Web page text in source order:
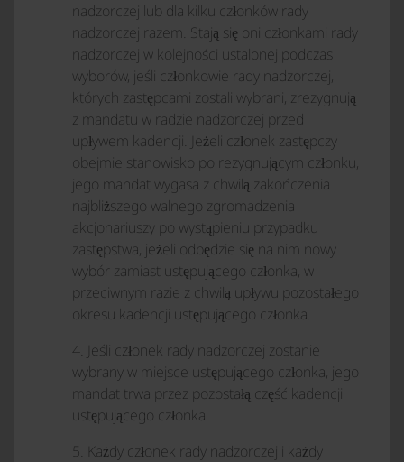
nadzorczej lub dla kilku członków rady
nadzorczej razem. Stają się oni członkami rady
nadzorczej w kolejności ustalonej podczas
wyborów, jeśli członkowie rady nadzorczej,
których zastępcami zostali wybrani, zrezygnują
z mandatu w radzie nadzorczej przed
upływem kadencji. Jeżeli członek zastępczy
obejmie stanowisko po rezygnującym członku,
jego mandat wygasa z chwilą zakończenia
najbliższego walnego zgromadzenia
akcjonariuszy po wystąpieniu przypadku
zastępstwa, jeżeli odbędzie się na nim nowy
wybór zamiast ustępującego członka, w
przeciwnym razie z chwilą upływu pozostałego
okresu kadencji ustępującego członka.
4. Jeśli członek rady nadzorczej zostanie
wybrany w miejsce ustępującego członka, jego
mandat trwa przez pozostałą część kadencji
ustępującego członka.
5. Każdy członek rady nadzorczej i każdy